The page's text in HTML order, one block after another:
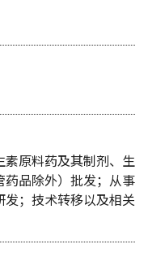
原料药及其制剂、生
品除外）批发；从事
；技术转移以及相关